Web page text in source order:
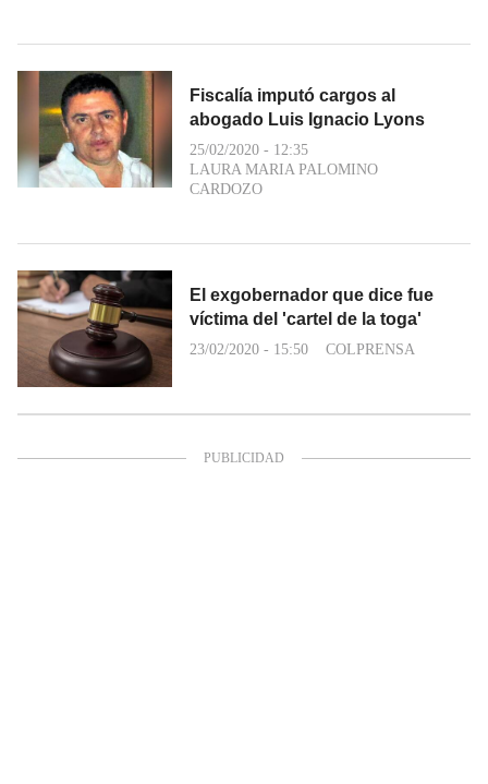
Fiscalía imputó cargos al
abogado Luis Ignacio Lyons
25/02/2020 - 12:35
LAURA MARIA PALOMINO
CARDOZO
El exgobernador que dice fue
víctima del 'cartel de la toga'
23/02/2020 - 15:50 COLPRENSA